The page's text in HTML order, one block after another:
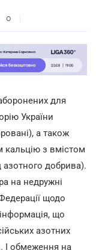
0
для
України
а також
кальцію з вмістом
азотного добрива).
на недружні
щодо
що
азотних
І обмеження на